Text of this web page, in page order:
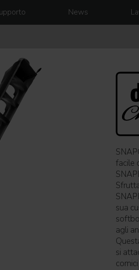
News
facile
sua
agli
si